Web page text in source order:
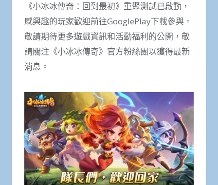
《小冰冰傳奇：回到最初》重聚測試已啟動，
感興趣的玩家歡迎前往GooglePlay下載參與。
敬請期待更多遊戲資訊和活動福利的公開，敬
請關注《小冰冰傳奇》官方粉絲團以獲得最新
消息。